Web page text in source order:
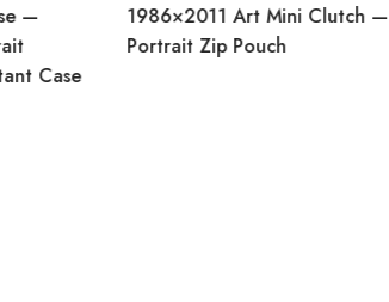
—
Case
1986×2011 Art Mini Clutch —
Portrait Zip Pouch